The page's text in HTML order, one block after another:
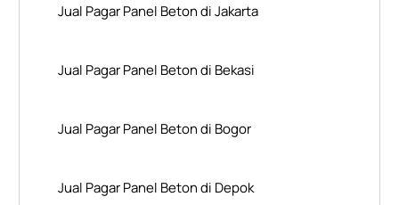
Jual Pagar Panel Beton di Jakarta
Jual Pagar Panel Beton di Bekasi
Jual Pagar Panel Beton di Bogor
Jual Pagar Panel Beton di Depok